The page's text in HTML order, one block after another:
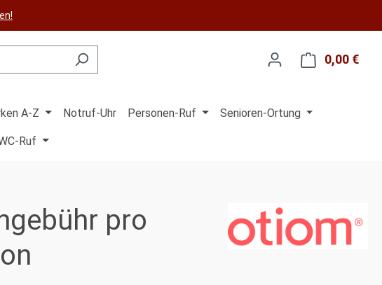
0,00 €
A-Z Notruf-Uhr Personen-Ruf Senioren-Ortung
Ruf
pro